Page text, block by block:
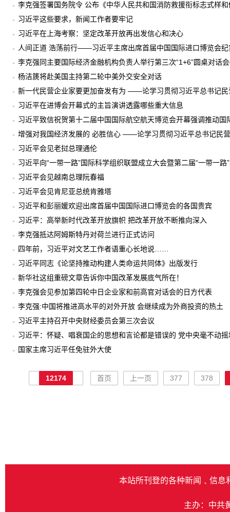
李克强签署国务院令 公布《中华人民共和国消防救援衔标志式样
习近平这些要求，新闻工作者要牢记
习近平在上海考察：坚定改革开放再出发信心和决心
人间正道 浩荡前行——习近平主席出席首届中国国际进口博览会纪
李克强同主要国际经济金融机构负责人举行第三次“1+6”圆桌对
杨洁篪将赴美国主持第二轮中美外交安全对话
新一代民营企业家要更加奋发有为 ——论学习贯彻习近平总书记民
习近平在进博会开幕式的主旨演讲透露哪些重大信息
习近平致信祝贺第十二届中国国际航空航天博览会开幕强调推动
技术发展成果作出贡献
增强对我国经济发展的 必胜信心 ——论学习贯彻习近平总书记民
习近平会见老挝总理通伦
习近平向“一带一路”国际科学组织联盟成立大会暨第二届“一带一
习近平会见越南总理阮春福
习近平会见肯尼亚总统肯雅塔
习近平和彭丽媛欢迎出席首届中国国际进口博览会的各国贵宾
习近平：高举新时代改革开放旗帜 把改革开放不断推向深入
李克强抵达阿姆斯特丹对荷兰进行正式访问
四年前，习近平对文艺工作者语重心长地说……
习近平同志《论坚持推动构建人类命运共同体》出版发行
新华社这组重磅文章告诉你中国改革发展底气所在！
李克强会见参加第四轮中日企业家和前高官对话会的日方代表
李克强:中国将推进高水平的对外开放 会继续成为外商投资的热土
习近平主持召开中央财经委员会第三次会议
习近平：怀疑、唱衰国企的思想和言论都是错误的 党中央毫不动
国家主席习近平任免驻外大使
12174 首页 上一页 377 378
本站所刊登的各种新闻﹑信息
主办：中共